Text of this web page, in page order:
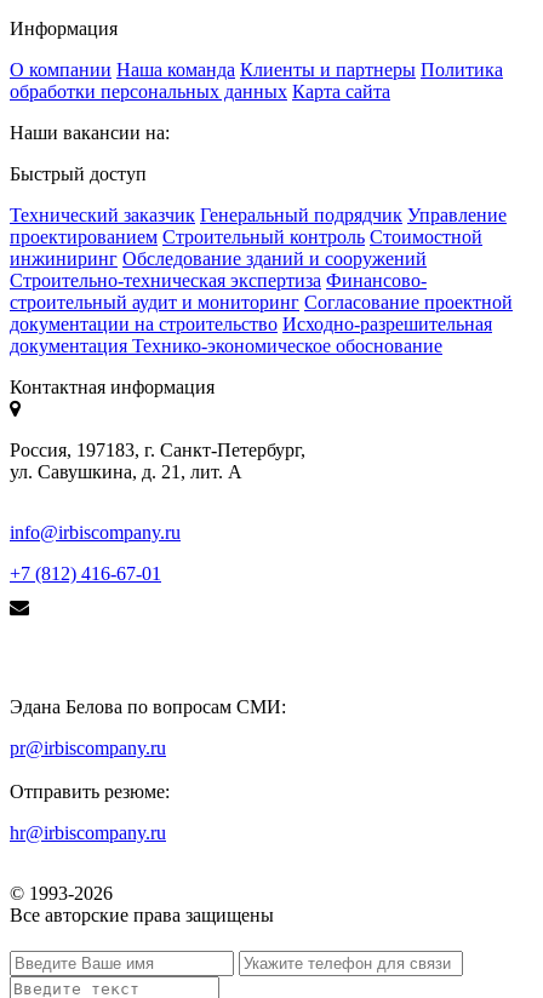
Информация
О компании Наша команда Клиенты и партнеры Политика
обработки персональных данных Карта сайта
Наши вакансии на:
Быстрый доступ
Технический заказчик Генеральный подрядчик Управление
проектированием Строительный контроль Стоимостной
инжиниринг Обследование зданий и сооружений
Строительно-техническая экспертиза Финансово-
строительный аудит и мониторинг Согласование проектной
документации на строительство Исходно-разрешительная
документация Технико-экономическое обоснование
Контактная информация
Россия, 197183, г. Санкт-Петербург,
ул. Савушкина, д. 21, лит. А
info@irbiscompany.ru
+7 (812) 416-67-01
Эдана Белова по вопросам СМИ:
pr@irbiscompany.ru
Отправить резюме:
hr@irbiscompany.ru
© 1993-2026
Все авторские права защищены